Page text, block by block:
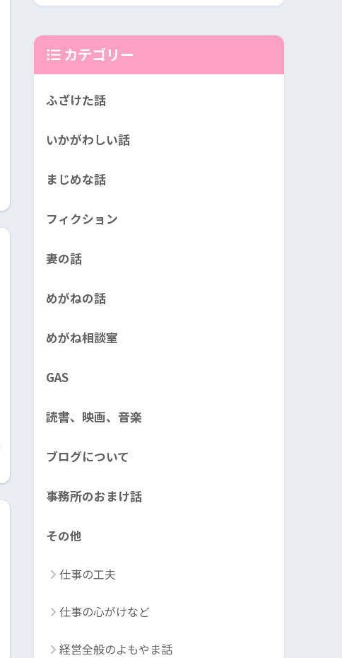
カテゴリー
ふざけた話
いかがわしい話
まじめな話
フィクション
妻の話
めがねの話
めがね相談室
GAS
読書、映画、音楽
ブログについて
事務所のおまけ話
その他
仕事の工夫
仕事の心がけなど
経営全般のよもやま話